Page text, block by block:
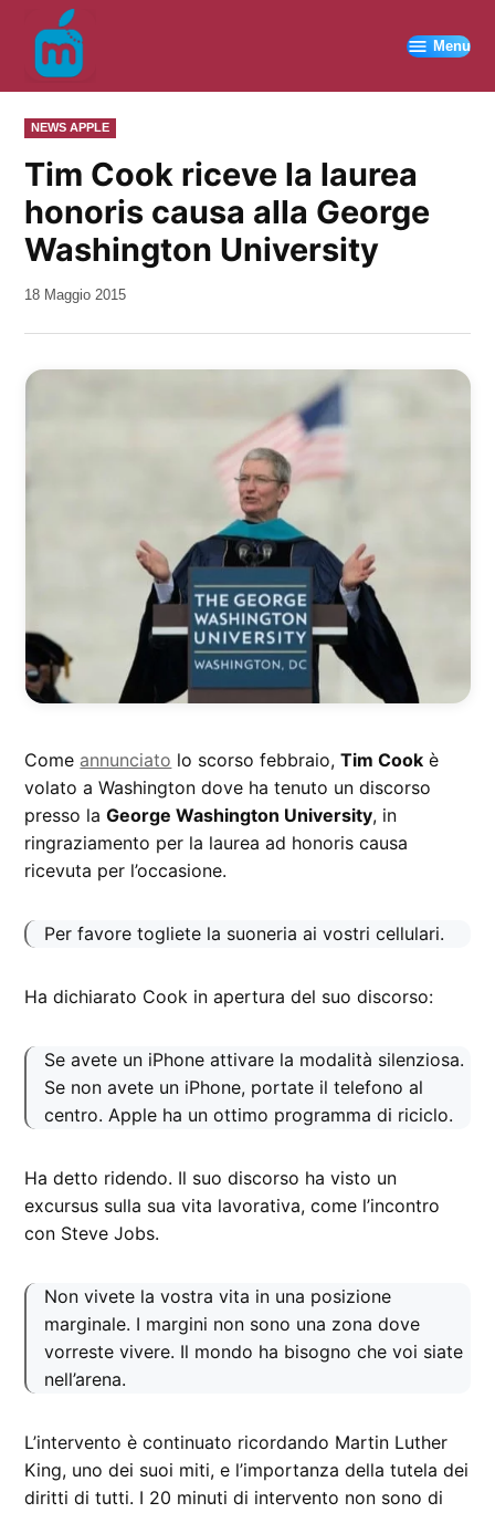
contenuto
Menu
PUBBLICATO
IN
NEWS APPLE
Tim Cook riceve la laurea
honoris causa alla George
Washington University
da
18 Maggio 2015
Come annunciato lo scorso febbraio,Tim Cook è
volato a Washington dove ha tenuto un discorso
presso laGeorge Washington University, in
ringraziamento per la laurea ad honoris causa
ricevuta per l’occasione.
Per favore togliete la suoneria ai vostri cellulari.
Ha dichiarato Cook in apertura del suo discorso:
Se avete un iPhone attivare la modalità silenziosa.
Se non avete un iPhone, portate il telefono al
centro. Apple ha un ottimo programma di riciclo.
Ha detto ridendo. Il suo discorso ha visto un
excursus sulla sua vita lavorativa, come l’incontro
con Steve Jobs.
Non vivete la vostra vita in una posizione
marginale. I margini non sono una zona dove
vorreste vivere. Il mondo ha bisogno che voi siate
nell’arena.
L’intervento è continuato ricordando Martin Luther
King, uno dei suoi miti, e l’importanza della tutela dei
diritti di tutti. I 20 minuti di intervento non sono di